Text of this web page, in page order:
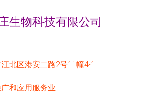
生物科技有限公司
北区港安二路2号11幢4-1
和应用服务业